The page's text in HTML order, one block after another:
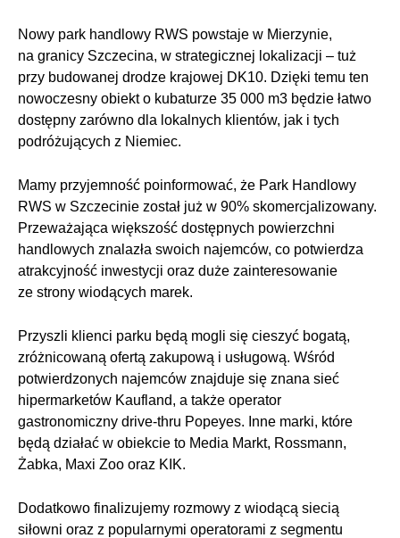
Nowy park handlowy RWS powstaje w Mierzynie,
na granicy Szczecina, w strategicznej lokalizacji – tuż
przy budowanej drodze krajowej DK10. Dzięki temu ten
nowoczesny obiekt o kubaturze 35 000 m3 będzie łatwo
dostępny zarówno dla lokalnych klientów, jak i tych
podróżujących z Niemiec.
Mamy przyjemność poinformować, że Park Handlowy
RWS w Szczecinie został już w 90% skomercjalizowany.
Przeważająca większość dostępnych powierzchni
handlowych znalazła swoich najemców, co potwierdza
atrakcyjność inwestycji oraz duże zainteresowanie
ze strony wiodących marek.
Przyszli klienci parku będą mogli się cieszyć bogatą,
zróżnicowaną ofertą zakupową i usługową. Wśród
potwierdzonych najemców znajduje się znana sieć
hipermarketów Kaufland, a także operator
gastronomiczny drive-thru Popeyes. Inne marki, które
będą działać w obiekcie to Media Markt, Rossmann,
Żabka, Maxi Zoo oraz KIK.
Dodatkowo finalizujemy rozmowy z wiodącą siecią
siłowni oraz z popularnymi operatorami z segmentu